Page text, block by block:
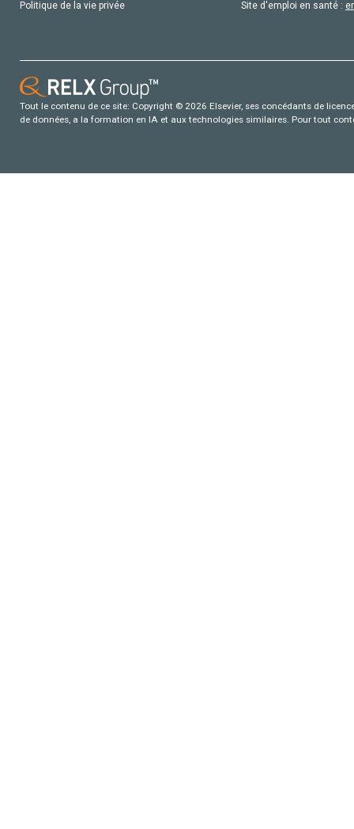
Politique de la vie privée
Site d'emploi en santé :
Tout le contenu de ce site: Copyright © 2026 Elsevier, ses concédants de
de données, a la formation en IA et aux technologies similaires. Pour tout